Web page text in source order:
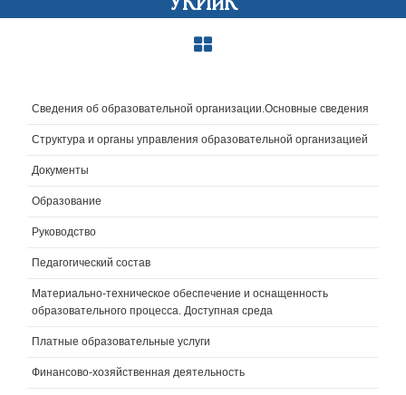
Сведения об образовательной организации.Основные сведения
Структура и органы управления образовательной организацией
Документы
Образование
Руководство
Педагогический состав
Материально-техническое обеспечение и оснащенность
образовательного процесса. Доступная среда
Платные образовательные услуги
Финансово-хозяйственная деятельность